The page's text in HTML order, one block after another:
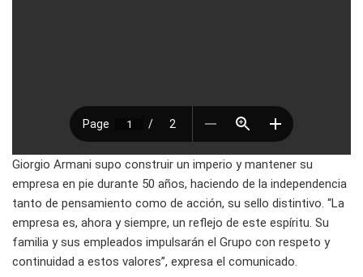
Giorgio Armani supo construir un imperio y mantener su
empresa en pie durante 50 años, haciendo de la independencia
tanto de pensamiento como de acción, su sello distintivo. “La
empresa es, ahora y siempre, un reflejo de este espíritu. Su
familia y sus empleados impulsarán el Grupo con respeto y
continuidad a estos valores”, expresa el comunicado.